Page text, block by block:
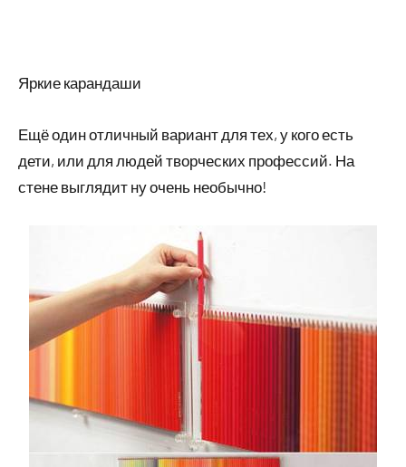
Яркие карандаши
Ещё один отличный вариант для тех, у кого есть
дети, или для людей творческих профессий. На
стене выглядит ну очень необычно!